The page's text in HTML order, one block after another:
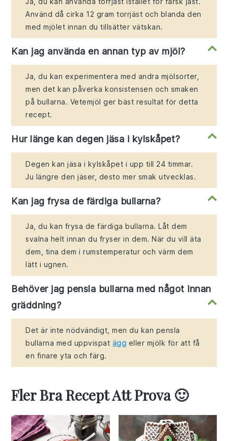
Använd då cirka 12 gram torrjäst och blanda den
med mjölet innan du tillsätter vätskan.
Kan jag använda en annan typ av mjöl?
Ja, du kan experimentera med andra mjölsorter,
men det kan påverka konsistensen och smaken
på bullarna. Vetemjöl ger bäst resultat för detta
recept.
Hur länge kan degen jäsa i kylskåpet?
Degen kan jäsa i kylskåpet i upp till 24 timmar.
Ju längre den jäser, desto mer smak utvecklas.
Kan jag frysa de färdiga bullarna?
Ja, du kan frysa de färdiga bullarna. Låt dem
svalna helt innan du fryser in dem. När du vill äta
dem, tina dem i rumstemperatur och värm dem
lätt i ugnen.
Behöver jag pensla bullarna med något innan
gräddning?
Det är inte nödvändigt, men du kan pensla
bullarna med uppvispat ägg eller mjölk för att få
en finare yta och färg.
Fler Bra Recept Att Prova 🙂